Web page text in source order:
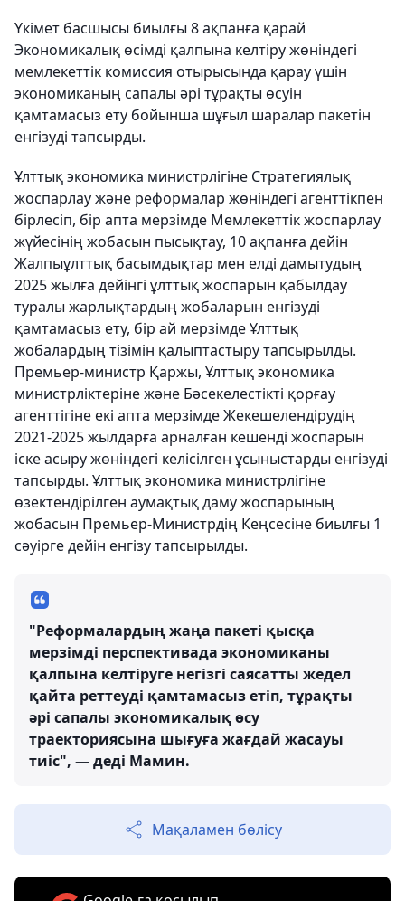
Үкімет басшысы биылғы 8 ақпанға қарай
Экономикалық өсімді қалпына келтіру жөніндегі
мемлекеттік комиссия отырысында қарау үшін
экономиканың сапалы әрі тұрақты өсуін
қамтамасыз ету бойынша шұғыл шаралар пакетін
енгізуді тапсырды.
Ұлттық экономика министрлігіне Стратегиялық
жоспарлау және реформалар жөніндегі агенттікпен
бірлесіп, бір апта мерзімде Мемлекеттік жоспарлау
жүйесінің жобасын пысықтау, 10 ақпанға дейін
Жалпыұлттық басымдықтар мен елді дамытудың
2025 жылға дейінгі ұлттық жоспарын қабылдау
туралы жарлықтардың жобаларын енгізуді
қамтамасыз ету, бір ай мерзімде Ұлттық
жобалардың тізімін қалыптастыру тапсырылды.
Премьер-министр Қаржы, Ұлттық экономика
министрліктеріне және Бәсекелестікті қорғау
агенттігіне екі апта мерзімде Жекешелендірудің
2021-2025 жылдарға арналған кешенді жоспарын
іске асыру жөніндегі келісілген ұсыныстарды енгізуді
тапсырды. Ұлттық экономика министрлігіне
өзектендірілген аумақтық даму жоспарының
жобасын Премьер-Министрдің Кеңсесіне биылғы 1
сәуірге дейін енгізу тапсырылды.
"Реформалардың жаңа пакеті қысқа
мерзімді перспективада экономиканы
қалпына келтіруге негізгі саясатты жедел
қайта реттеуді қамтамасыз етіп, тұрақты
әрі сапалы экономикалық өсу
траекториясына шығуға жағдай жасауы
тиіс", — деді Мамин.
Мақаламен бөлісу